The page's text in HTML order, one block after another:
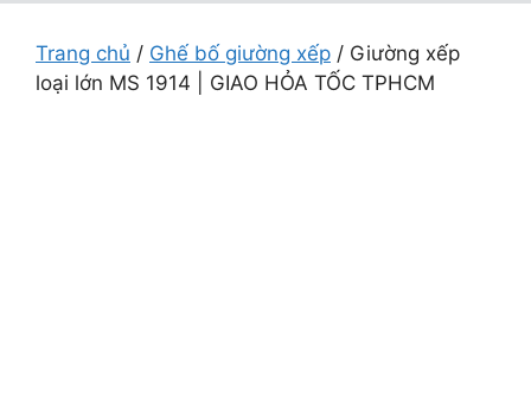
Trang chủ / Ghế bố giường xếp / Giường xếp
loại lớn MS 1914 | GIAO HỎA TỐC TPHCM